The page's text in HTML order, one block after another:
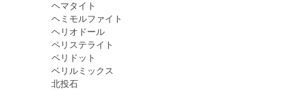
ヘマタイト
ヘミモルファイト
ヘリオドール
ペリステライト
ペリドット
ベリルミックス
北投石